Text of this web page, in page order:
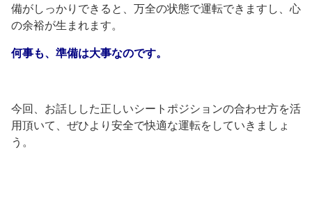
備がしっかりできると、万全の状態で運転できますし、心
の余裕が生まれます。
何事も、準備は大事なのです。
今回、お話しした正しいシートポジションの合わせ方を活
用頂いて、ぜひより安全で快適な運転をしていきましょ
う。